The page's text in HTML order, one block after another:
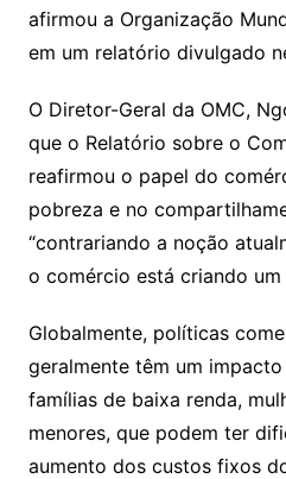
n
k
p
p
m
a
e
k.
c
o
m
e o
M
ai
l
d
afirmou a Organização
em um relatório divulgado
O Diretor-Geral da OMC,
que o Relatório sobre o
reafirmou o papel do
pobreza e no
“contrariando a noção
o comércio está criando
Globalmente, políticas
geralmente têm um
famílias de baixa renda,
menores, que podem ter
aumento dos custos fixos